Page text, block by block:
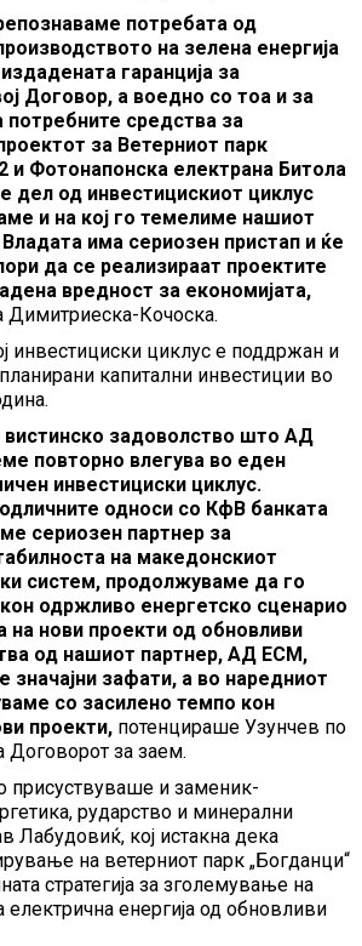
потребата од
на зелена енергија
гаранција за
Договор, а воедно со тоа и за
средства за
за Ветерниот парк
и Фотонапонска електрана Битола
дел од инвестицискиот циклус
и на кој го темелиме нашиот
Владата има сериозен пристап и ќе
да се реализираат проектите
вредност за економијата,
Димитриеска-Кочоска.
инвестициски циклус е поддржан и
капитални инвестиции во
вистинско задоволство што АД
повторно влегува во еден
инвестициски циклус.
односи со КфВ банката
сериозен партнер за
на македонскиот
систем, продолжуваме да го
одржливо енергетско сценарио
на нови проекти од обновливи
од нашиот партнер, АД ЕСМ,
значајни зафати, а во наредниот
со засилено темпо кон
проекти, потенцираше Узунчев по
за заем.
присуствуваше и заменик-
рударство и минерални
Лабудовиќ, кој истакна дека
на ветерниот парк „Богданци“
стратегија за зголемување на
електрична енергија од обновливи